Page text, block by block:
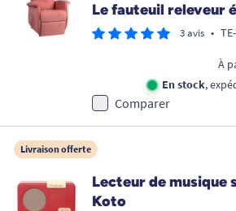
Le fauteuil releveur
3 avis •
À
En stock,
Comparer
Livraison offerte
Lecteur de musique
Koto